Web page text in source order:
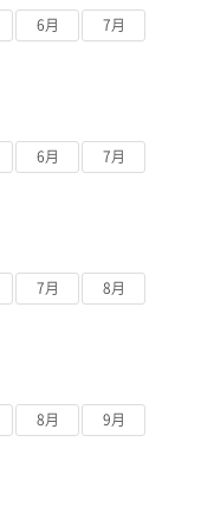
6月 7月
6月 7月
7月 8月
8月 9月